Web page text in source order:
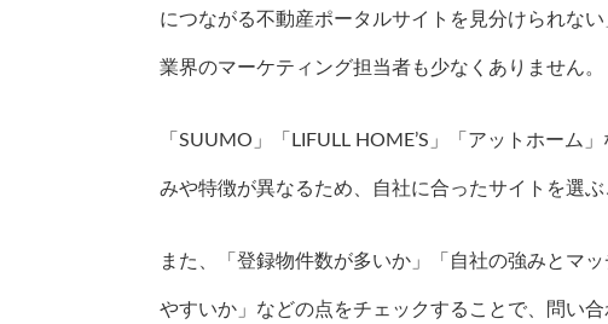
につながる不動産ポータルサイトを見分けられな
業界のマーケティング担当者も少なくありません。
「SUUMO」「LIFULL HOME’S」「アットホーム
みや特徴が異なるため、自社に合ったサイトを選
また、「登録物件数が多いか」「自社の強みとマ
やすいか」などの点をチェックすることで、問い